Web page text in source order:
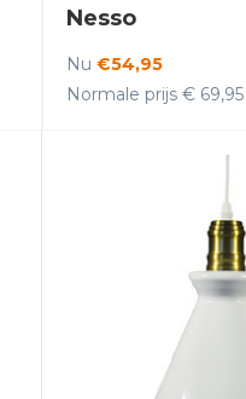
Nesso
Nu €54,95
Normale prijs € 69,95